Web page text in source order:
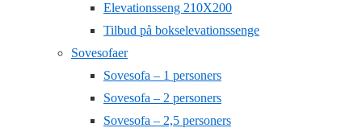
Elevationsseng 210X200
Tilbud på bokselevationssenge
Sovesofaer
Sovesofa – 1 personers
Sovesofa – 2 personers
Sovesofa – 2,5 personers